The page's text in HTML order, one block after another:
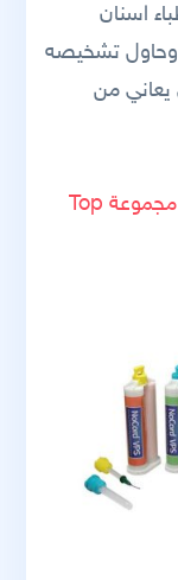
اسنان
وحاول تشخيصه
يعاني من
اضغط للذهاب لرابط هذه المقالة على مجموعة Top